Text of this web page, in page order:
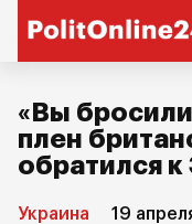
«Вы
плен
обратился
Украина 19